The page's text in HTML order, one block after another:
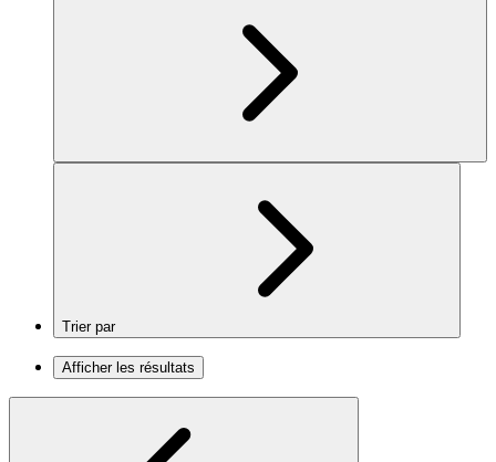
Trier par
Afficher les résultats